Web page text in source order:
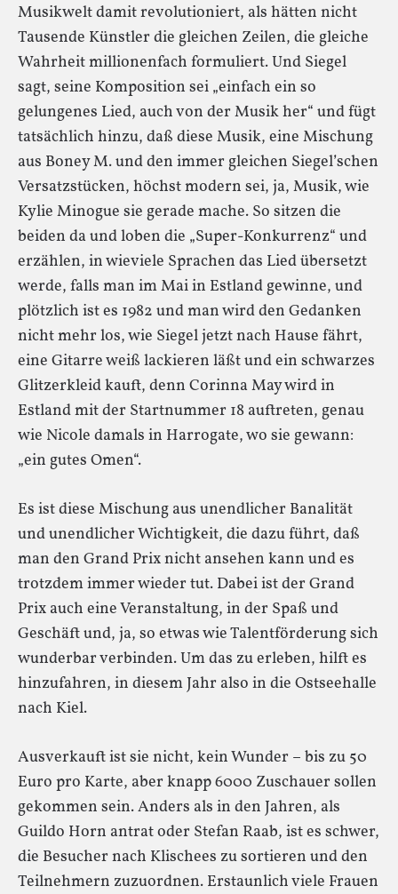
Musikwelt damit revolutioniert, als hätten nicht
Tausende Künstler die gleichen Zeilen, die gleiche
Wahrheit millionenfach formuliert. Und Siegel
sagt, seine Komposition sei „einfach ein so
gelungenes Lied, auch von der Musik her“ und fügt
tatsächlich hinzu, daß diese Musik, eine Mischung
aus Boney M. und den immer gleichen Siegel’schen
Versatzstücken, höchst modern sei, ja, Musik, wie
Kylie Minogue sie gerade mache. So sitzen die
beiden da und loben die „Super-Konkurrenz“ und
erzählen, in wieviele Sprachen das Lied übersetzt
werde, falls man im Mai in Estland gewinne, und
plötzlich ist es 1982 und man wird den Gedanken
nicht mehr los, wie Siegel jetzt nach Hause fährt,
eine Gitarre weiß lackieren läßt und ein schwarzes
Glitzerkleid kauft, denn Corinna May wird in
Estland mit der Startnummer 18 auftreten, genau
wie Nicole damals in Harrogate, wo sie gewann:
„ein gutes Omen“.
Es ist diese Mischung aus unendlicher Banalität
und unendlicher Wichtigkeit, die dazu führt, daß
man den Grand Prix nicht ansehen kann und es
trotzdem immer wieder tut. Dabei ist der Grand
Prix auch eine Veranstaltung, in der Spaß und
Geschäft und, ja, so etwas wie Talentförderung sich
wunderbar verbinden. Um das zu erleben, hilft es
hinzufahren, in diesem Jahr also in die Ostseehalle
nach Kiel.
Ausverkauft ist sie nicht, kein Wunder – bis zu 50
Euro pro Karte, aber knapp 6000 Zuschauer sollen
gekommen sein. Anders als in den Jahren, als
Guildo Horn antrat oder Stefan Raab, ist es schwer,
die Besucher nach Klischees zu sortieren und den
Teilnehmern zuzuordnen. Erstaunlich viele Frauen